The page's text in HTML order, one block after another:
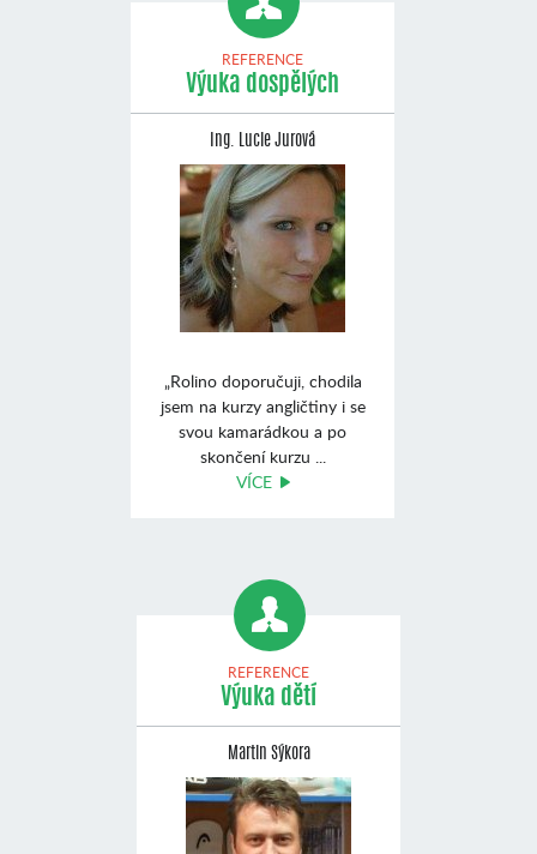
REFERENCE
Výuka dospělých
Ing. Lucie Jurová
„Rolino doporučuji, chodila
jsem na kurzy angličtiny i se
svou kamarádkou a po
skončení kurzu ...
VÍCE
REFERENCE
Výuka dětí
Martin Sýkora